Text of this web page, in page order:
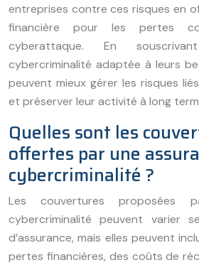
entreprises contre ces risques en
financière pour les pertes
cyberattaque. En
cybercriminalité adaptée à leurs
peuvent mieux gérer les risques
et préserver leur activité à long
Quelles sont les
offertes par une
cybercriminalité ?
Les couvertures proposées
cybercriminalité peuvent varier
d’assurance, mais elles peuvent
pertes financières, des coûts de